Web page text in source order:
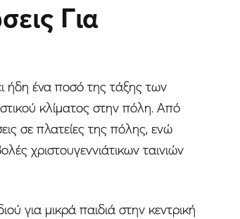
Για
ήδη ένα ποσό της τάξης των
κλίματος στην πόλη. Από
σε πλατείες της πόλης, ενώ
χριστουγεννιάτικων ταινιών
για μικρά παιδιά στην κεντρική